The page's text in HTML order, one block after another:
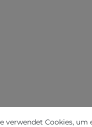
Cookies, um
verwendet Cookies,